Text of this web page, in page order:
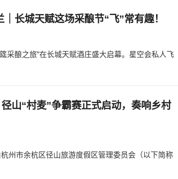
长城天赋这场采酿节“飞”常有趣！
采酿之旅”在长城天赋酒庄盛大启幕。星空会私人飞
山“村麦”争霸赛正式启动，奏响乡村
州市余杭区径山旅游度假区管理委员会（以下简称